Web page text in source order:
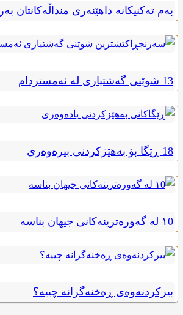
بەم تەکنیکانە داهێنەری منداڵەکانتان
13 شوێنی گەشتیاری لە ئەمستردام
18 ڕێگا بۆ بەهێزکردنی بیرەوەری
١0 لە گەورەترینەکانی جیهان بناسە
بیرکردنەوەی ڕەخنەگرانە چییە؟